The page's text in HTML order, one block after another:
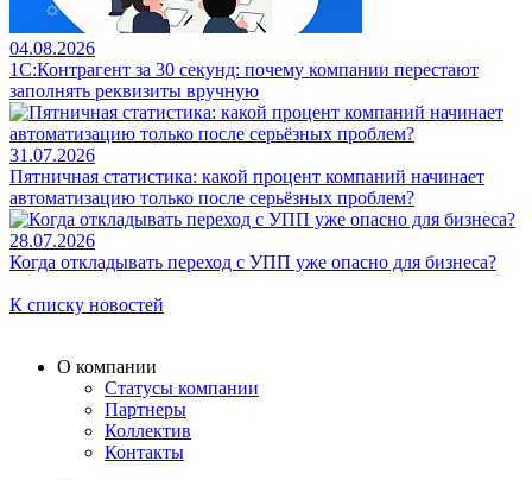
04.08.2026
1С:Контрагент за 30 секунд: почему компании перестают
заполнять реквизиты вручную
31.07.2026
Пятничная статистика: какой процент компаний начинает
автоматизацию только после серьёзных проблем?
28.07.2026
Когда откладывать переход с УПП уже опасно для бизнеса?
К списку новостей
О компании
Статусы компании
Партнеры
Коллектив
Контакты